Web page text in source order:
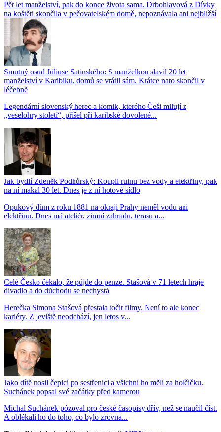
Pět let manželství, pak do konce života sama. Drbohlavová z Dívky
na koštěti skončila v pečovatelském domě, nepoznávala ani nejbližší
Smutný osud Júliuse Satinského: S manželkou slavil 20 let
manželství v Karibiku, domů se vrátil sám. Krátce nato skončil v
léčebně
Legendární slovenský herec a komik, kterého Češi milují z
„veselohry století“, přišel při karibské dovolené...
Jak bydlí Zdeněk Podhůrský: Koupil ruinu bez vody a elektřiny, pak
na ní makal 30 let. Dnes je z ní hotové sídlo
Opukový dům z roku 1881 na okraji Prahy neměl vodu ani
elektřinu. Dnes má ateliér, zimní zahradu, terasu a...
Celé Česko čekalo, že půjde do penze. Stašová v 71 letech hraje
divadlo a do důchodu se nechystá
Herečka Simona Stašová přestala točit filmy. Není to ale konec
kariéry. Z jeviště neodchází, jen letos v...
Jako dítě nosil čepici po sestřenici a všichni ho měli za holčičku.
Suchánek popsal své začátky před kamerou
Michal Suchánek pózoval pro české časopisy dřív, než se naučil číst.
A oblékali ho do toho, co bylo zrovna...